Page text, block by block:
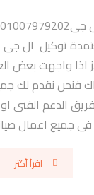
توكيل ال جى
اذا واجهت بعض
فنحن نقدم لك
الدعم الفنى
فى جميع اعمال
اقرأ أكثر